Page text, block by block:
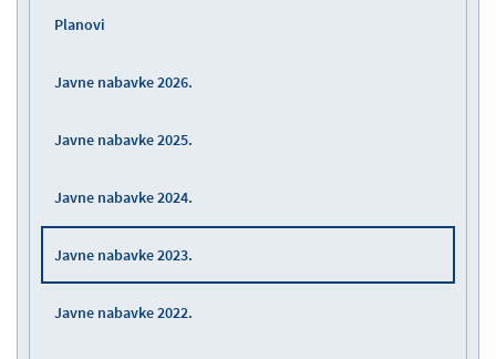
Planovi
Javne nabavke 2026.
Javne nabavke 2025.
Javne nabavke 2024.
Javne nabavke 2023.
Javne nabavke 2022.